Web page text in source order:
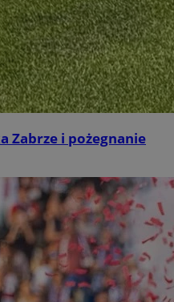
Zabrze i pożegnanie